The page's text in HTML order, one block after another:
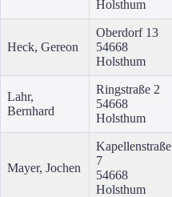
Holsthum
Heck, Gereon
Oberdorf 13
54668
Holsthum
Lahr,
Bernhard
Ringstraße 2
54668
Holsthum
Mayer, Jochen
Kapellenstraße
7
54668
Holsthum